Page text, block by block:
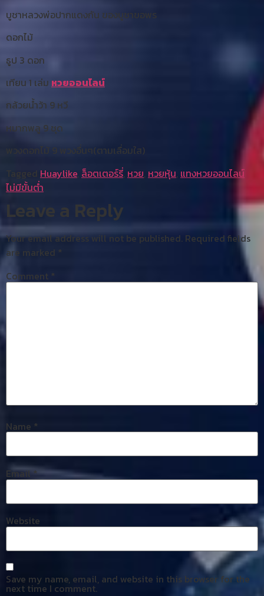
บูชาหลวงพ่อปากแดงกัน ของบูชาขอพร
ดอกไม้
ธูป 3 ดอก
เทียน 1 เล่ม หวยออนไลน์
กล้วยน้ำว้า 9 หวี
หมากพลู 9 ชุด
พวงดอกไม้ 9 พวงอื่นๆ(ตามเลื่อมใส)
Tagged Huaylike, ล็อตเตอร์รี่, หวย, หวยหุ้น, แทงหวยออนไลน์
ไม่มีขั้นต่ำ
Leave a Reply
Your email address will not be published. Required fields
are marked *
Comment *
Name *
Email *
Website
Save my name, email, and website in this browser for the
next time I comment.